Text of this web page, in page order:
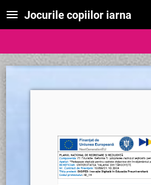
Jocurile copiilor iarna